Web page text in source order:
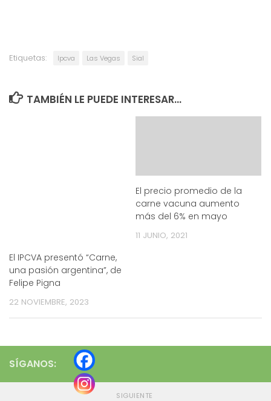
Etiquetas: Ipcva Las Vegas Sial
TAMBIÉN LE PUEDE INTERESAR...
El IPCVA presentó “Carne,
una pasión argentina”, de
Felipe Pigna
22 NOVIEMBRE, 2023
El precio promedio de la
carne vacuna aumento
más del 6% en mayo
11 JUNIO, 2021
SÍGANOS:
SIGUIENTE